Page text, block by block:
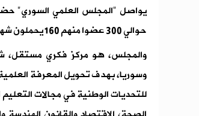
يواصل "المجلس العلمي السوري"
حوالي 300 عضوا منهم 160 يحملون شهادة الدكتوراه من جامعات حول العالم.
والمجلس، هو مركز فكري مستقل،
وسوريا، بهدف تحويل المعرفة
للتحديات الوطنية في مجالات التعليم